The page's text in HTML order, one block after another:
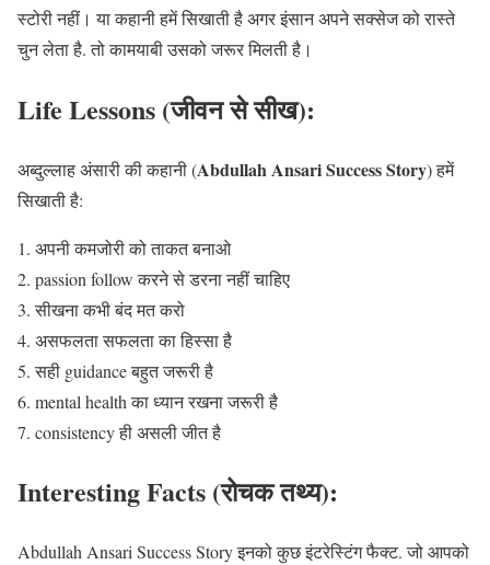
स्टोरी नहीं। या कहानी हमें सिखाती है अगर इंसान अपने सक्सेज को रास्ते
चुन लेता है. तो कामयाबी उसको जरूर मिलती है।
Life Lessons (जीवन से सीख):
अब्दुल्लाह अंसारी की कहानी (Abdullah Ansari Success Story) हमें
सिखाती है:
अपनी कमजोरी को ताकत बनाओ
passion follow करने से डरना नहीं चाहिए
सीखना कभी बंद मत करो
असफलता सफलता का हिस्सा है
सही guidance बहुत जरूरी है
mental health का ध्यान रखना जरूरी है
consistency ही असली जीत है
Interesting Facts (रोचक तथ्य):
Abdullah Ansari Success Story इनको कुछ इंटरेस्टिंग फैक्ट. जो आपको